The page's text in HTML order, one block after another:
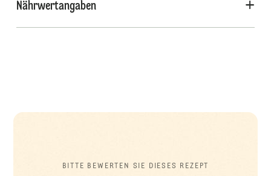
Nährwertangaben
BITTE BEWERTEN SIE DIESES REZEPT